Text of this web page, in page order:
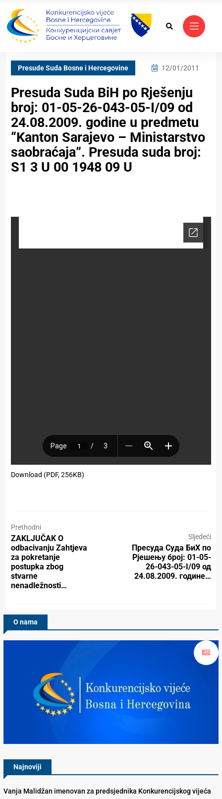
Presude Suda Bosne i Hercegovine 12/01/2011
Presuda Suda BiH po Rješenju
broj: 01-05-26-043-05-I/09 od
24.08.2009. godine u predmetu
“Kanton Sarajevo – Ministarstvo
saobraćaja”. Presuda suda broj:
S1 3 U 00 1948 09 U
Download (PDF, 256KB)
Prethodni
ZAKLJUČAK O
odbacivanju Zahtjeva
za pokretanje
postupka zbog
stvarne
nenadležnosti…
Sljedeći
Пресуда Суда БиХ по
Рјешењу број: 01-05-
26-043-05-I/09 од
24.08.2009. године…
O nama
Najnoviji
Vanja Malidžan imenovan za predsjednika Konkurencijskog vijeća